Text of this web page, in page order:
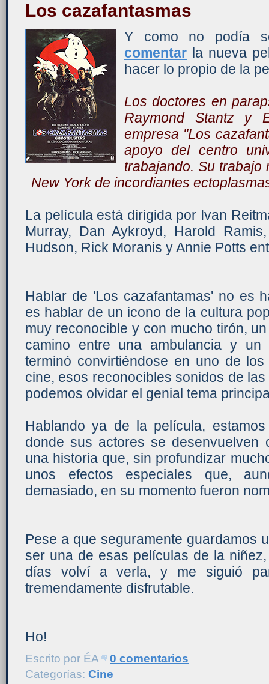
Los cazafantasmas
Y como no podía
comentar la nueva
hacer lo propio de la
Los doctores en
Raymond Stantz y
empresa "Los
apoyo del centro
trabajando. Su trabajo
New York de incordiantes
La película está dirigida por Ivan
Murray, Dan Aykroyd, Harold
Hudson, Rick Moranis y Annie Potts
Hablar de 'Los cazafantamas' no es
es hablar de un icono de la cultura
muy reconocible y con mucho tirón,
camino entre una ambulancia y
terminó convirtiéndose en uno de
cine, esos reconocibles sonidos de
podemos olvidar el genial tema
Hablando ya de la película,
donde sus actores se
una historia que, sin profundizar
unos efectos especiales que,
demasiado, en su momento fueron
Pese a que seguramente guardamos
ser una de esas películas de la
días volví a verla, y me siguió
tremendamente disfrutable.
Ho!
Escrito por ÉA
0 comentarios
Categorías: Cine